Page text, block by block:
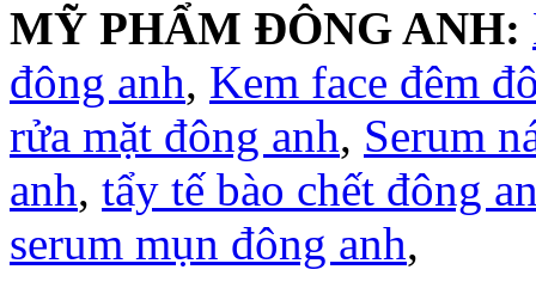
MỸ PHẨM ĐÔNG ANH:
đông anh, Kem face đêm
rửa mặt đông anh, Serum
anh, tẩy tế bào chết đông
serum mụn đông anh,